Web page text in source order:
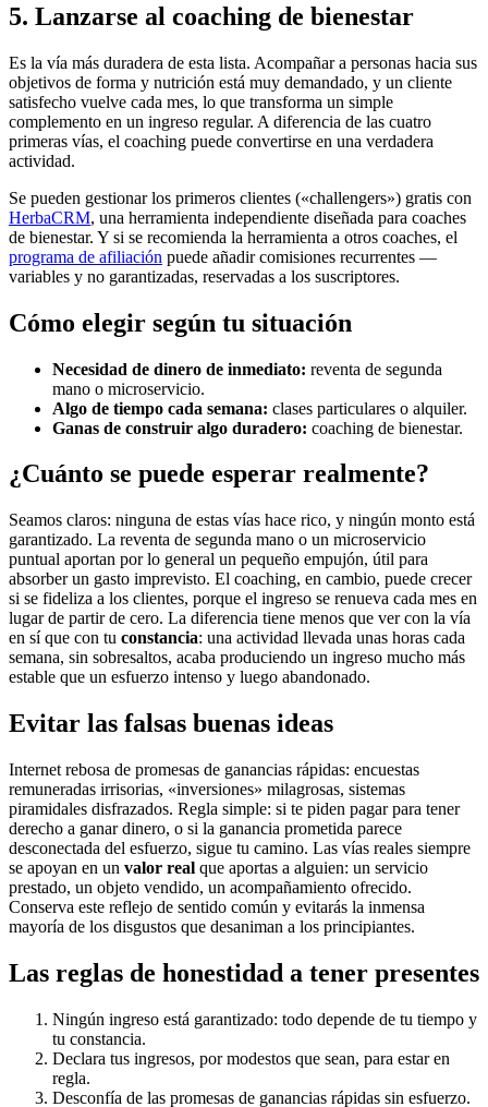
5. Lanzarse al coaching de bienestar
Es la vía más duradera de esta lista. Acompañar a personas hacia sus
objetivos de forma y nutrición está muy demandado, y un cliente
satisfecho vuelve cada mes, lo que transforma un simple
complemento en un ingreso regular. A diferencia de las cuatro
primeras vías, el coaching puede convertirse en una verdadera
actividad.
Se pueden gestionar los primeros clientes («challengers») gratis con
HerbaCRM, una herramienta independiente diseñada para coaches
de bienestar. Y si se recomienda la herramienta a otros coaches, el
programa de afiliación puede añadir comisiones recurrentes —
variables y no garantizadas, reservadas a los suscriptores.
Cómo elegir según tu situación
Necesidad de dinero de inmediato: reventa de segunda
mano o microservicio.
Algo de tiempo cada semana: clases particulares o alquiler.
Ganas de construir algo duradero: coaching de bienestar.
¿Cuánto se puede esperar realmente?
Seamos claros: ninguna de estas vías hace rico, y ningún monto está
garantizado. La reventa de segunda mano o un microservicio
puntual aportan por lo general un pequeño empujón, útil para
absorber un gasto imprevisto. El coaching, en cambio, puede crecer
si se fideliza a los clientes, porque el ingreso se renueva cada mes en
lugar de partir de cero. La diferencia tiene menos que ver con la vía
en sí que con tu constancia: una actividad llevada unas horas cada
semana, sin sobresaltos, acaba produciendo un ingreso mucho más
estable que un esfuerzo intenso y luego abandonado.
Evitar las falsas buenas ideas
Internet rebosa de promesas de ganancias rápidas: encuestas
remuneradas irrisorias, «inversiones» milagrosas, sistemas
piramidales disfrazados. Regla simple: si te piden pagar para tener
derecho a ganar dinero, o si la ganancia prometida parece
desconectada del esfuerzo, sigue tu camino. Las vías reales siempre
se apoyan en un valor real que aportas a alguien: un servicio
prestado, un objeto vendido, un acompañamiento ofrecido.
Conserva este reflejo de sentido común y evitarás la inmensa
mayoría de los disgustos que desaniman a los principiantes.
Las reglas de honestidad a tener presentes
Ningún ingreso está garantizado: todo depende de tu tiempo y
tu constancia.
Declara tus ingresos, por modestos que sean, para estar en
regla.
Desconfía de las promesas de ganancias rápidas sin esfuerzo.